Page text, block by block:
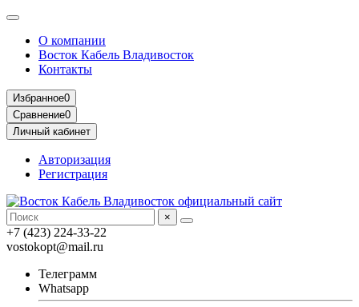
О компании
Восток Кабель Владивосток
Контакты
Избранное0
Сравнение0
Личный кабинет
Авторизация
Регистрация
×
+7 (423) 224-33-22
vostokopt@mail.ru
Телеграмм
Whatsapp